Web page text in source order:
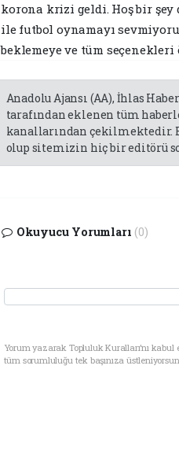
korona krizi geldi. Hoş bir şey
ile futbol oynamayı
beklemeye ve tüm
Anadolu Ajansı (AA), İhlas
tarafından eklenen tüm
kanallarından çekilmektedir.
olup sitemizin hiç bir editörü
Okuyucu Yorumları (0)
Yorum yazarak Topluluk Kuralları’nı
tüm sorumluluğu tek başınıza